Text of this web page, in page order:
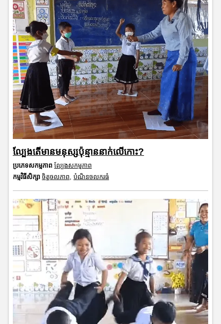
ល្បែងតើមានមនុស្សប៉ុន្មាននាក់លើកោះ?
ប្រភេទសកម្មភាព ល្បែងសកម្មភាព
កម្មវិធីសិក្សា ចិត្តចលភាព, បំណិនចលករធំ